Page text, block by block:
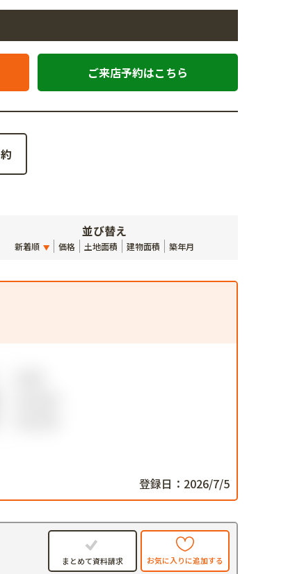
ご来店予約はこちら
並び替え
新着順 価格 土地面積 建物面積 築年月
登録日：2026/7/5
まとめて資料請求 お気に入りに追加する